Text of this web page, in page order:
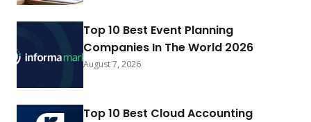
Top 10 Best Event Planning
Companies In The World 2026
August 7, 2026
Top 10 Best Cloud Accounting